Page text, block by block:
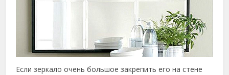
Если зеркало очень большое закрепить его на стене